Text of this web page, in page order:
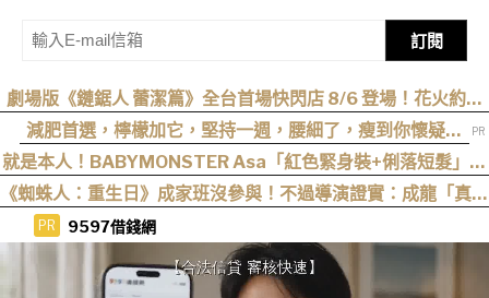
訂閱
劇場版《鏈鋸人 蕾潔篇》全台首場快閃店 8/6 登場！花火約會
場景、限定周邊一次看
減肥首選，檸檬加它，堅持一週，腰細了，瘦到你懷疑人
生
就是本人！BABYMONSTER Asa「紅色緊身裝+俐落短髮」與
艾達王相似度爆表，粉絲狂刷「ASA Wong」
《蜘蛛人：重生日》成家班沒參與！不過導演證實：成龍「真的
PR 9597借錢網